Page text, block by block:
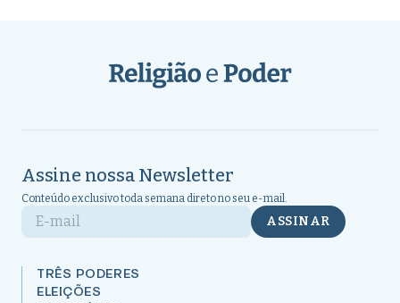
Assine nossa Newsletter
Conteúdo exclusivo toda semana direto no seu e-mail.
E-mail ASSINAR
TRÊS PODERES
ELEIÇÕES